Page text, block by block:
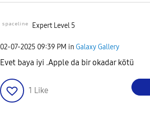
ˢᵖᵃᶜᵉˡⁱⁿᵉ Expert Level 5
‎02-07-2025 09:39 PM in Galaxy Gallery
Evet baya iyi .Apple da bir okadar kötü
1 Like